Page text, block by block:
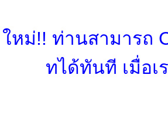
ใหม่!! ท่านสามารถ
ทได้ทันที เมื่อ